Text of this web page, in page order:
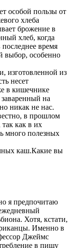
особой пользы от
хлеба
брожение в
хлеб, когда
время
выбор, особенно
изготовленной из
несет
в кишечнике
заваренный на
никак не нас.
в прошлом
как в их
много полезных
каш.Какие вы
я предпочитаю
Хотя, кстати,
Именно в
Джеймс
в пищу